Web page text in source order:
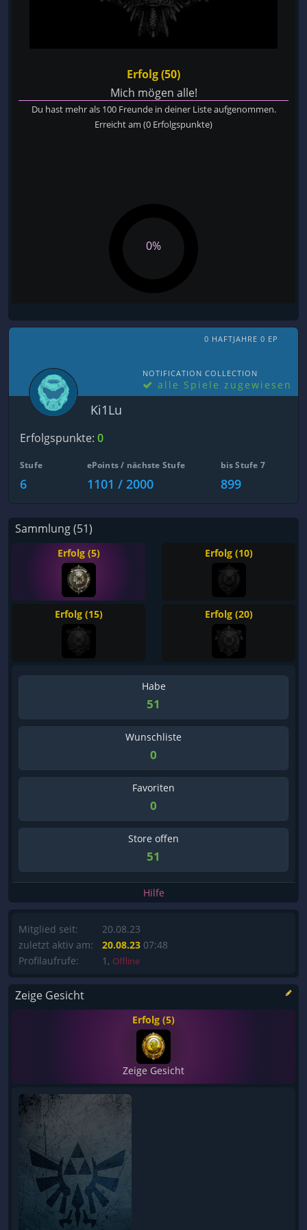
Erfolg (50)
Mich mögen alle!
Du hast mehr als 100 Freunde in deiner Liste aufgenommen.
Erreicht am (0 Erfolgspunkte)
0%
0 HAFTJAHRE 0 EP
NOTIFICATION COLLECTION
alle Spiele zugewiesen
Ki1Lu
Erfolgspunkte: 0
Stufe
6
ePoints / nächste Stufe
1101 / 2000
bis Stufe 7
899
Sammlung (51)
Erfolg (5) Erfolg (10)
Erfolg (15) Erfolg (20)
Habe
51
Wunschliste
0
Favoriten
0
Store offen
51
Hilfe
Mitglied seit:
zuletzt aktiv am:
Profilaufrufe:
20.08.23
20.08.23 07:48
1, Offline
Zeige Gesicht
Erfolg (5)
Zeige Gesicht